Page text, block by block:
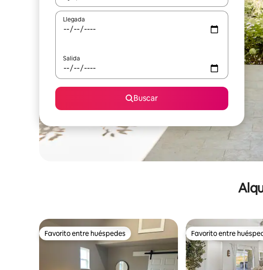
Llegada
Salida
Buscar
Favorito entre huéspedes
Favorito entre huéspedes Favorito entre
Favorito entre